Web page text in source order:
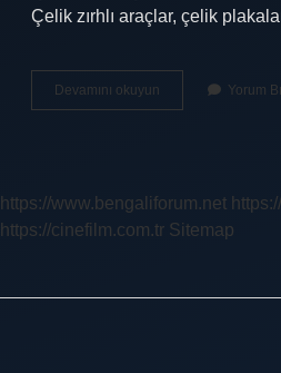
Çelik zırhlı araçlar, çelik
Devamını okuyun
Geçirmez
Yorum
https://www.bengaliforum.net
https://cinefilm.com.tr Sitemap